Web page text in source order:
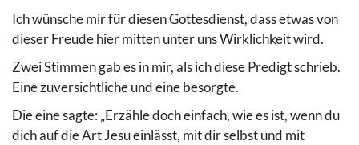
Ich wünsche mir für diesen Gottesdienst, dass etwas von
dieser Freude hier mitten unter uns Wirklichkeit wird.
Zwei Stimmen gab es in mir, als ich diese Predigt schrieb.
Eine zuversichtliche und eine besorgte.
Die eine sagte: „Erzähle doch einfach, wie es ist, wenn du
dich auf die Art Jesu einlässt, mit dir selbst und mit